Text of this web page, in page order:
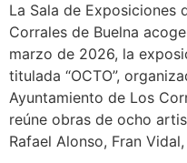
La Sala de Exposiciones
Corrales de Buelna
marzo de 2026, la
titulada “OCTO”,
Ayuntamiento de Los
reúne obras de ocho
Rafael Alonso, Fran